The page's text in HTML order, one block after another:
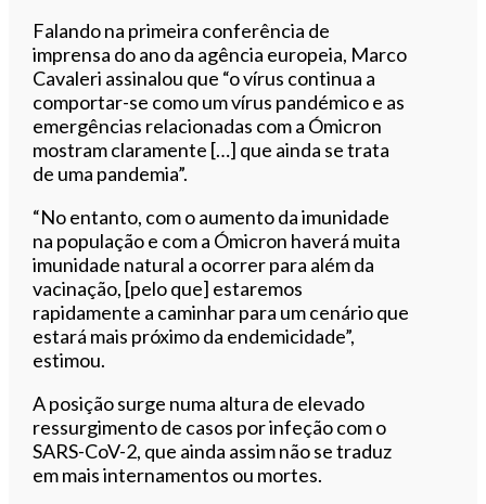
Falando na primeira conferência de
imprensa do ano da agência europeia, Marco
Cavaleri assinalou que “o vírus continua a
comportar-se como um vírus pandémico e as
emergências relacionadas com a Ómicron
mostram claramente […] que ainda se trata
de uma pandemia”.
“No entanto, com o aumento da imunidade
na população e com a Ómicron haverá muita
imunidade natural a ocorrer para além da
vacinação, [pelo que] estaremos
rapidamente a caminhar para um cenário que
estará mais próximo da endemicidade”,
estimou.
A posição surge numa altura de elevado
ressurgimento de casos por infeção com o
SARS-CoV-2, que ainda assim não se traduz
em mais internamentos ou mortes.